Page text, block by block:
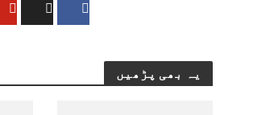
یہ بھی پڑھیں